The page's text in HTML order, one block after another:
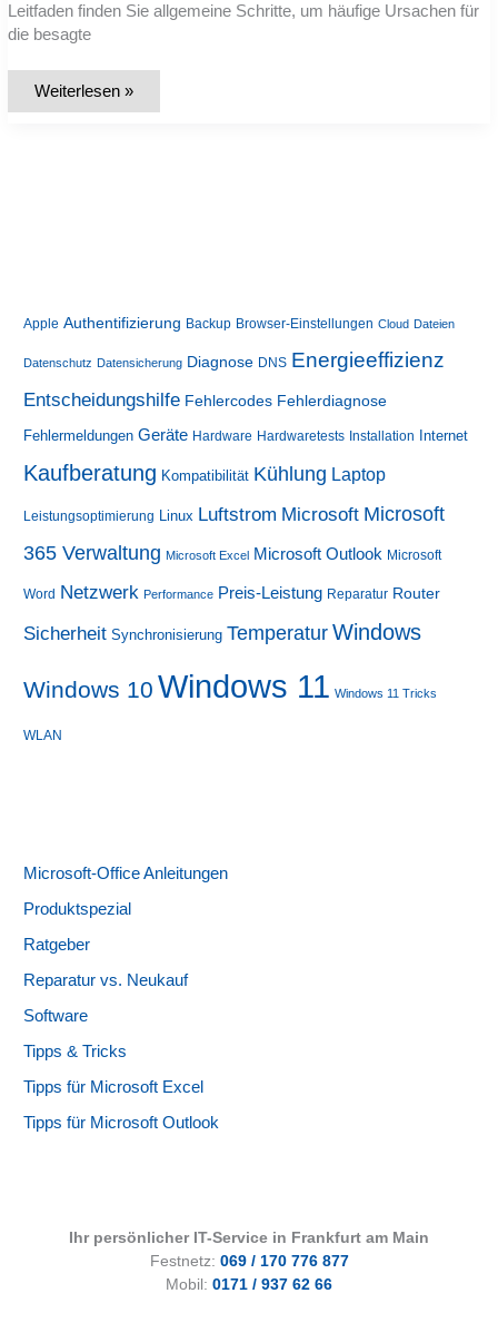
Leitfaden finden Sie allgemeine Schritte, um häufige Ursachen für
die besagte
Leitfaden
Weiterlesen »
Apple Authentifizierung Backup Browser-Einstellungen Cloud Dateien
Datenschutz Datensicherung Diagnose DNS Energieeffizienz
Entscheidungshilfe Fehlercodes Fehlerdiagnose
Fehlermeldungen Geräte Hardware Hardwaretests Installation Internet
Kaufberatung Kompatibilität Kühlung Laptop
Leistungsoptimierung Linux Luftstrom Microsoft Microsoft
365 Verwaltung Microsoft Excel Microsoft Outlook Microsoft
Word Netzwerk Performance Preis-Leistung Reparatur Router
Sicherheit Synchronisierung Temperatur Windows
Windows 10 Windows 11 Windows 11 Tricks
WLAN
Microsoft-Office Anleitungen
Produktspezial
Ratgeber
Reparatur vs. Neukauf
Software
Tipps & Tricks
Tipps für Microsoft Excel
Tipps für Microsoft Outlook
Ihr persönlicher IT-Service in Frankfurt am Main
Festnetz: 069 / 170 776 877
Mobil: 0171 / 937 62 66